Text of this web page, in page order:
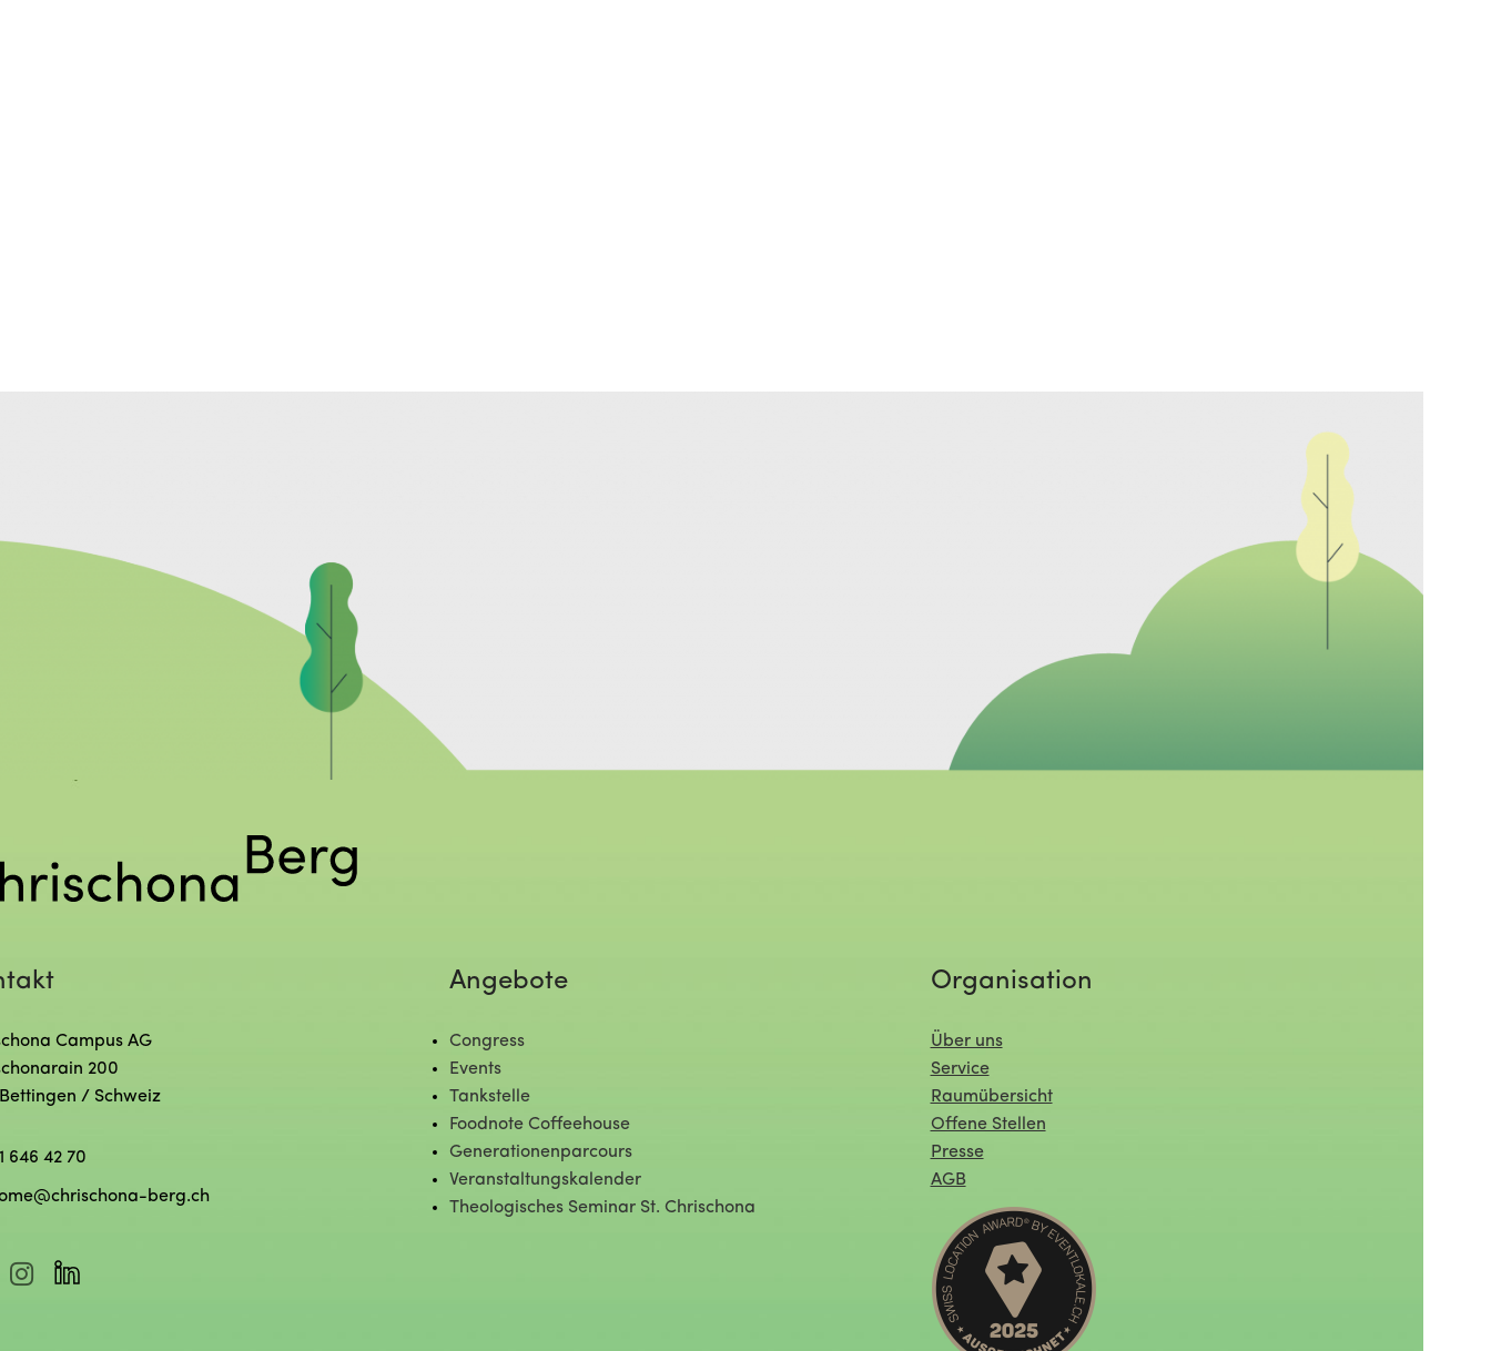
Campus AG
200
Bettingen / Schweiz
646 42 70
berg.ch
Angebote
Congress
Events
Tankstelle
Foodnote Coffeehouse
Generationenparcours
Veranstaltungskalender
Theologisches Seminar St. Chrischona
Organisation
Über uns
Service
Raumübersicht
Offene Stellen
Presse
AGB